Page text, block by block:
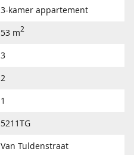
3-kamer appartement
53 m2
3
2
1
5211TG
Van Tuldenstraat